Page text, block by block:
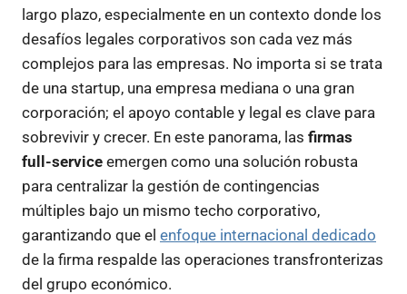
largo plazo, especialmente en un contexto donde los
desafíos legales corporativos son cada vez más
complejos para las empresas. No importa si se trata
de una startup, una empresa mediana o una gran
corporación; el apoyo contable y legal es clave para
sobrevivir y crecer. En este panorama, las firmas
full-service emergen como una solución robusta
para centralizar la gestión de contingencias
múltiples bajo un mismo techo corporativo,
garantizando que el enfoque internacional dedicado
de la firma respalde las operaciones transfronterizas
del grupo económico.